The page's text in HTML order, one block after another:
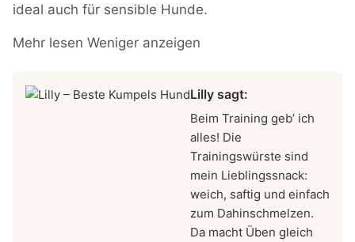
ideal auch für sensible Hunde.
Mehr lesen Weniger anzeigen
Lilly sagt:
Beim Training geb’ ich
alles! Die
Trainingswürste sind
mein Lieblingssnack:
weich, saftig und einfach
zum Dahinschmelzen.
Da macht Üben gleich